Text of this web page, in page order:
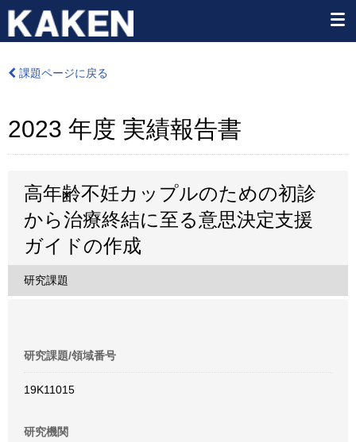
課題ページに戻る
2023 年度 実績報告書
高年齢不妊カップルのための初診
から治療終結に至る意思決定支援
ガイドの作成
研究課題
研究課題/領域番号
19K11015
研究機関